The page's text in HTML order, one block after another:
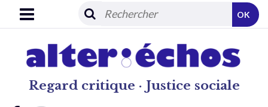
Regard critique · Justice sociale
OK